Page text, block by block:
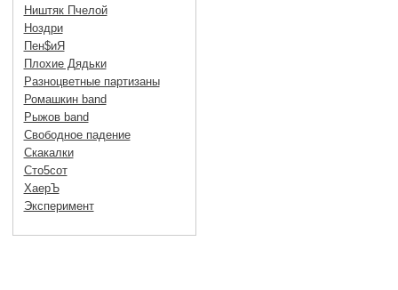
Ништяк Пчелой
Ноздри
Пен$иЯ
Плохие Дядьки
Разноцветные партизаны
Ромашкин band
Рыжов band
Свободное падение
Скакалки
Сто5сот
ХаерЪ
Эксперимент